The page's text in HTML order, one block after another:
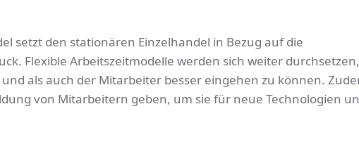
setzt den stationären Einzelhandel in Bezug auf die
Flexible Arbeitszeitmodelle werden sich weiter
als auch der Mitarbeiter besser eingehen zu können.
von Mitarbeitern geben, um sie für neue Technologien